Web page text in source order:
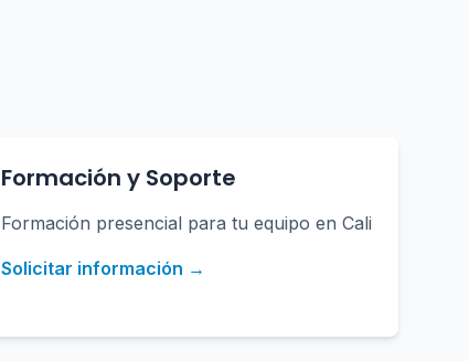
Formación y Soporte
Formación presencial para tu equipo en Cali
Solicitar información →